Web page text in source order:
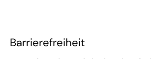
Barrierefreiheit